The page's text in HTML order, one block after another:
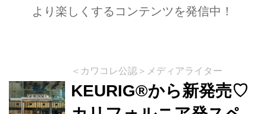
より楽しくするコンテンツを発信中！
＜カワコレ公認＞メディアライター
KEURIG®から新発売♡